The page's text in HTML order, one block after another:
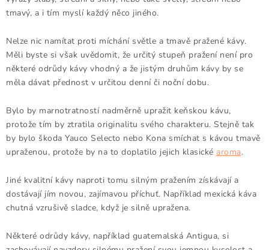
tmavý, a i tím myslí každý něco jiného.
Nelze nic namítat proti míchání světle a tmavě pražené kávy.
Měli byste si však uvědomit, že určitý stupeň pražení není pro
některé odrůdy kávy vhodný a že jistým druhům kávy by se
měla dávat přednost v určitou denní či noční dobu.
Bylo by marnotratností nadměrně upražit keňskou kávu,
protože tím by ztratila originalitu svého charakteru. Stejně tak
by bylo škoda Yauco Selecto nebo Kona smíchat s kávou tmavě
upraženou, protože by na to doplatilo jejich klasické aroma.
Jiné kvalitní kávy naproti tomu silným pražením získávají a
dostávají jím novou, zajímavou příchuť. Například mexická káva
chutná vzrušivě sladce, když je silně upražena.
Některé odrůdy kávy, například guatemalská Antigua, si